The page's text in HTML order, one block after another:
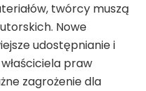
twórcy muszą
Nowe
udostępnianie i
praw
zagrożenie dla